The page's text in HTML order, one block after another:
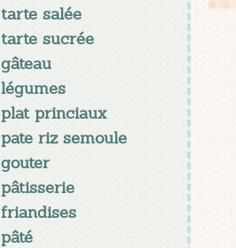
tarte salée
tarte sucrée
gâteau
légumes
plat princiaux
pate riz semoule
gouter
pâtisserie
friandises
pâté